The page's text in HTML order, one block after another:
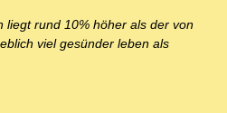
liegt rund 10% höher als der von
viel gesünder leben als